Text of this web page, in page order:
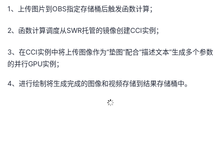
1、上传图片到OBS指定存储桶后触发函数计算；
2、函数计算调度从SWR托管的镜像创建CCI实例；
3、在CCI实例中将上传图像作为“垫图”配合“描述文本”生成多个参数
的并行GPU实例；
4、进行绘制将生成完成的图像和视频存储到结果存储桶中。